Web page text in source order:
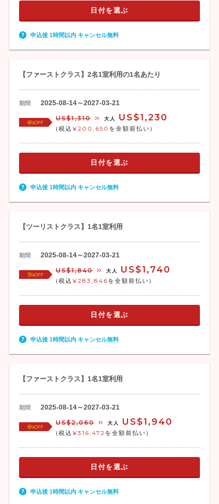
日付を選ぶ
申込後 1時間以内 キャンセル無料
【ファーストクラス】2名1室利用の1名あたり
期間 2025-08-14～2027-03-21
6%OFF
US$1,310 大人 US$1,230
(税込 ¥200,650 を全額前払い)
日付を選ぶ
申込後 1時間以内 キャンセル無料
【ツーリストクラス】1名1室利用
期間 2025-08-14～2027-03-21
5%OFF
US$1,840 大人 US$1,740
(税込 ¥283,846 を全額前払い)
日付を選ぶ
申込後 1時間以内 キャンセル無料
【ファーストクラス】1名1室利用
期間 2025-08-14～2027-03-21
6%OFF
US$2,060 大人 US$1,940
(税込 ¥316,472 を全額前払い)
日付を選ぶ
申込後 1時間以内 キャンセル無料